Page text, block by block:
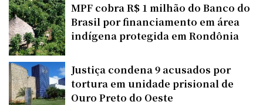
MPF cobra R$ 1 milhão do Banco do
Brasil por financiamento em área
indígena protegida em Rondônia
Justiça condena 9 acusados por
tortura em unidade prisional de
Ouro Preto do Oeste